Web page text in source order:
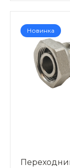
Новинка